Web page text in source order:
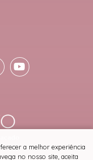
a melhor experiência
no nosso site, aceita